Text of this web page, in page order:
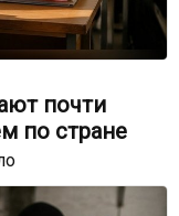
почти
по стране